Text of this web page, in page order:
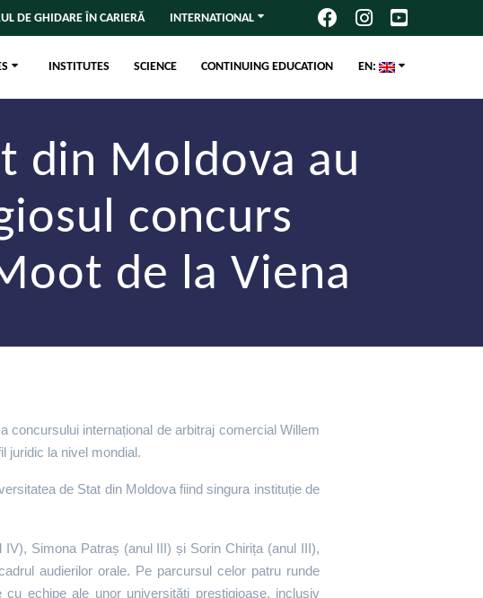
DE GHIDARE ÎN CARIERĂ INTERNATIONAL
INSTITUTES SCIENCE CONTINUING EDUCATION EN:
din Moldova au
concurs
de la Viena
concursului internațional de arbitraj comercial Willem
juridic la nivel mondial.
de Stat din Moldova fiind singura instituție de
Simona Patraș (anul III) și Sorin Chirița (anul III),
audierilor orale. Pe parcursul celor patru runde
echipe ale unor universități prestigioase, inclusiv